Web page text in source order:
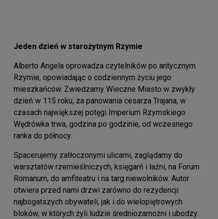
Jeden dzień w starożytnym Rzymie
Alberto Angela oprowadza czytelników po antycznym
Rzymie, opowiadając o codziennym życiu jego
mieszkańców. Zwiedzamy Wieczne Miasto w zwykły
dzień w 115 roku, za panowania cesarza Trajana, w
czasach największej potęgi Imperium Rzymskiego.
Wędrówka trwa, godzina po godzinie, od wczesnego
ranka do północy.
Spacerujemy zatłoczonymi ulicami, zaglądamy do
warsztatów rzemieślniczych, księgarń i łaźni, na Forum
Romanum, do amfiteatru i na targ niewolników. Autor
otwiera przed nami drzwi zarówno do rezydencji
najbogatszych obywateli, jak i do wielopiętrowych
bloków, w których żyli ludzie średniozamożni i ubodzy.